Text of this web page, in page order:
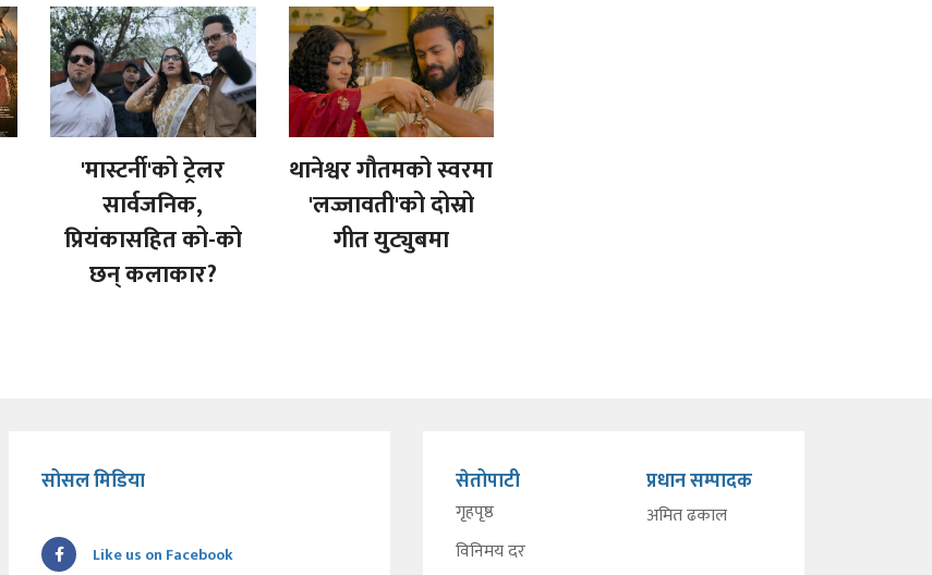
'मास्टर्नी'को ट्रेलर
सार्वजनिक,
प्रियंकासहित को-को
छन् कलाकार?
थानेश्वर गौतमको स्वरमा
'लज्जावती'को दोस्रो
गीत युट्युबमा
सोसल मिडिया
Like us on Facebook
सेतोपाटी
गृहपृष्ठ
विनिमय दर
प्रधान सम्पादक
अमित ढकाल